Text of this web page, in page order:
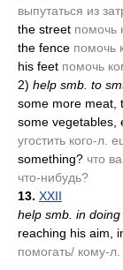
выпутаться из
the street помочь
the fence помочь
his feet помочь
2) help smb. to
some more meat,
some vegetables,
угостить кого-л.
something? что
что-нибудь?
13. XXII
help smb. in doing
reaching his aim,
помогать/ кому-л.